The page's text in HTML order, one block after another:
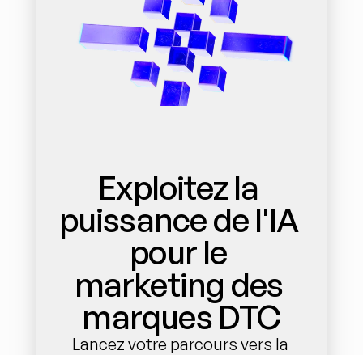
Exploitez la
puissance de l'IA
pour le
marketing des
marques DTC
Lancez votre parcours vers la